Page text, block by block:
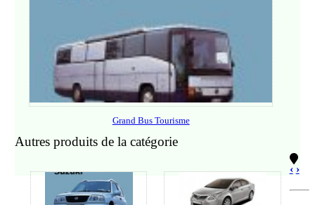
Grand Bus Tourisme
Autres produits de la catégorie
‹ ›